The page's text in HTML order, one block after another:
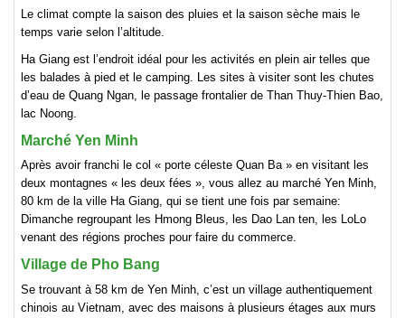
Le climat compte la saison des pluies et la saison sèche mais le
temps varie selon l’altitude.
Ha Giang est l’endroit idéal pour les activités en plein air telles que
les balades à pied et le camping. Les sites à visiter sont les chutes
d’eau de Quang Ngan, le passage frontalier de Than Thuy-Thien Bao,
lac Noong.
Marché Yen Minh
Après avoir franchi le col « porte céleste Quan Ba » en visitant les
deux montagnes « les deux fées », vous allez au marché Yen Minh,
80 km de la ville Ha Giang, qui se tient une fois par semaine:
Dimanche regroupant les Hmong Bleus, les Dao Lan ten, les LoLo
venant des régions proches pour faire du commerce.
Village de Pho Bang
Se trouvant à 58 km de Yen Minh, c’est un village authentiquement
chinois au Vietnam, avec des maisons à plusieurs étages aux murs